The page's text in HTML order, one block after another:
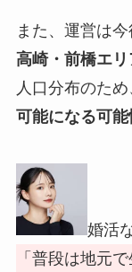
また、運営は
高崎・前橋エリ
人口分布のため
可能になる可能
婚活
「普段は地元